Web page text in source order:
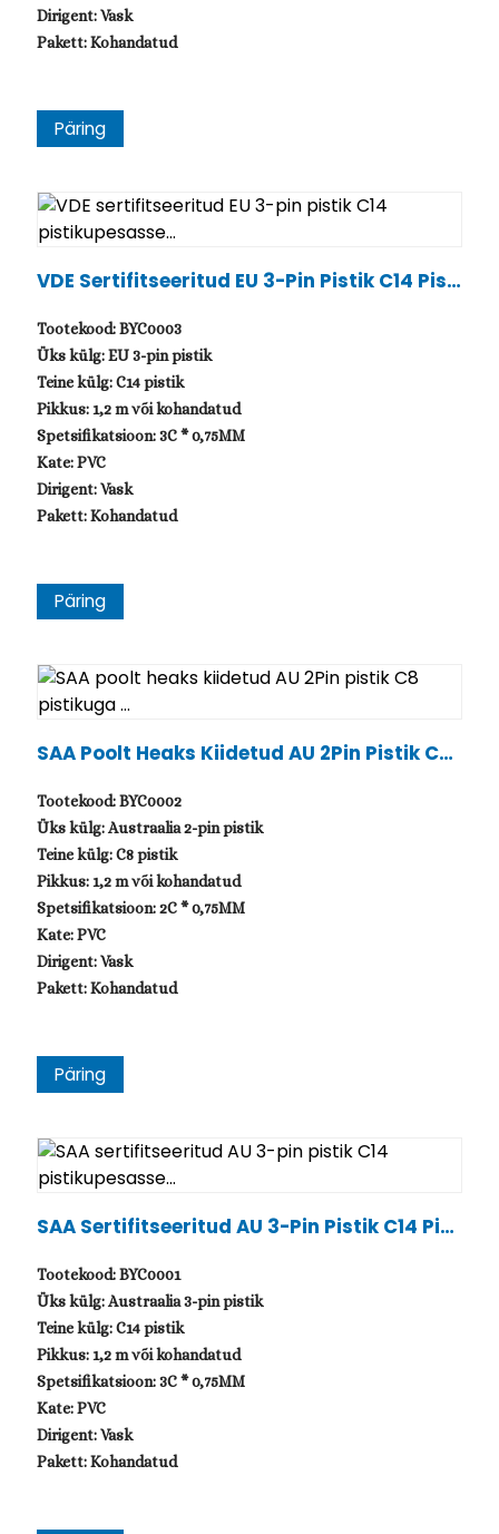
Dirigent: Vask
Pakett: Kohandatud
Päring
VDE Sertifitseeritud EU 3-Pin Pistik C14 Pisti
Tootekood: BYC0003
Üks külg: EU 3-pin pistik
Teine külg: C14 pistik
Pikkus: 1,2 m või kohandatud
Spetsifikatsioon: 3C * 0,75MM
Kate: PVC
Dirigent: Vask
Pakett: Kohandatud
Päring
SAA Poolt Heaks Kiidetud AU 2Pin Pistik C8
Tootekood: BYC0002
Üks külg: Austraalia 2-pin pistik
Teine külg: C8 pistik
Pikkus: 1,2 m või kohandatud
Spetsifikatsioon: 2C * 0,75MM
Kate: PVC
Dirigent: Vask
Pakett: Kohandatud
Päring
SAA Sertifitseeritud AU 3-Pin Pistik C14 Pist
Tootekood: BYC0001
Üks külg: Austraalia 3-pin pistik
Teine külg: C14 pistik
Pikkus: 1,2 m või kohandatud
Spetsifikatsioon: 3C * 0,75MM
Kate: PVC
Dirigent: Vask
Pakett: Kohandatud